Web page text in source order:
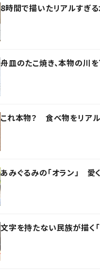
8時間で描いたリアルすぎ
舟皿のたこ焼き、本物の川
これ本物？ 食べ物をリア
あみぐるみの「オラン」 愛
文字を持たない民族が描く